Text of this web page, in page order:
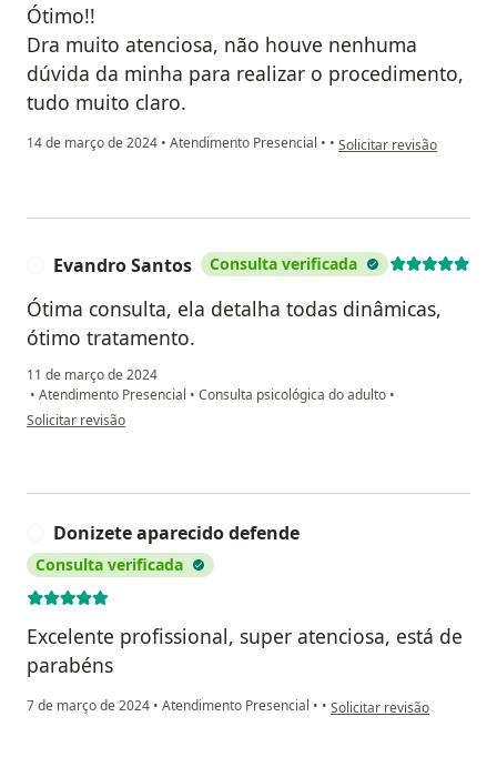
Ótimo!!
Dra muito atenciosa, não houve nenhuma
dúvida da minha para realizar o procedimento,
tudo muito claro.
14 de março de 2024 • Atendimento Presencial • • na opinião do utilizador
Solicitar revisão
Evandro Santos Consulta verificada
Ótima consulta, ela detalha todas dinâmicas,
ótimo tratamento.
11 de março de 2024
• Atendimento Presencial • Consulta psicológica do adulto •
na opinião do utilizador Evandro Santos
Solicitar revisão
Donizete aparecido defende
Consulta verificada
Excelente profissional, super atenciosa, está de
parabéns
7 de março de 2024 • Atendimento Presencial • • na opinião do utilizador
Solicitar revisão